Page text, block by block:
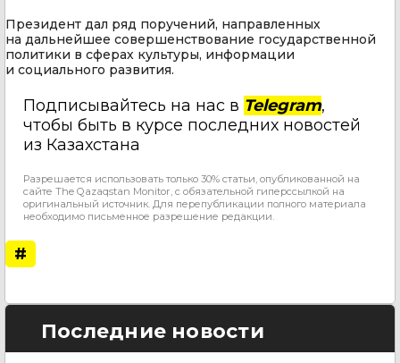
Президент дал ряд поручений, направленных
на дальнейшее совершенствование государственной
политики в сферах культуры, информации
и социального развития.
Подписывайтесь на нас в Telegram,
чтобы быть в курсе последних новостей
из Казахстана
Разрешается использовать только 30% статьи, опубликованной на
сайте The Qazaqstan Monitor, с обязательной гиперссылкой на
оригинальный источник. Для перепубликации полного материала
необходимо письменное разрешение редакции.
#
Последние новости